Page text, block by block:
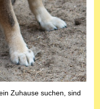
Zuhause suchen, sind